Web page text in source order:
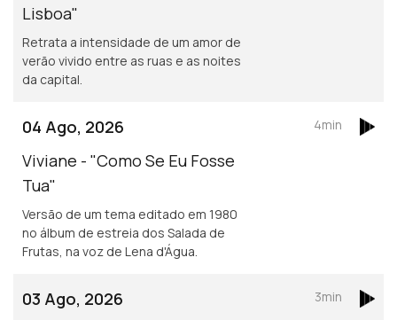
Lisboa"
Retrata a intensidade de um amor de
verão vivido entre as ruas e as noites
da capital.
04 Ago, 2026
Viviane - "Como Se Eu Fosse
Tua"
Versão de um tema editado em 1980
no álbum de estreia dos Salada de
Frutas, na voz de Lena d'Água.
4min
03 Ago, 2026
3min